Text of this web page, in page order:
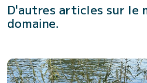
D'autres articles sur le
domaine.